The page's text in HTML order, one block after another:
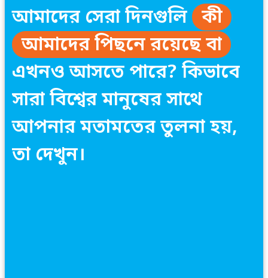
আমাদের সেরা দিনগুলি কী
আমাদের পিছনে রয়েছে বা
এখনও আসতে পারে? কিভাবে
সারা বিশ্বের মানুষের সাথে
আপনার মতামতের তুলনা হয়,
তা দেখুন।